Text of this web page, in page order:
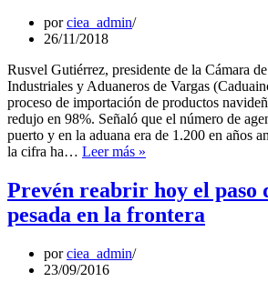
porciea_admin
26/11/2018
Rusvel Gutiérrez, presidente de la Cámara
Industriales y Aduaneros de Vargas
proceso de importación de productos
redujo en 98%. Señaló que el número de
puerto y en la aduana era de 1.200 en años
la cifra ha… Leer más »
de
productos
navideños
Prevén reabrir hoy el paso
pesada en la frontera
porciea_admin
23/09/2016